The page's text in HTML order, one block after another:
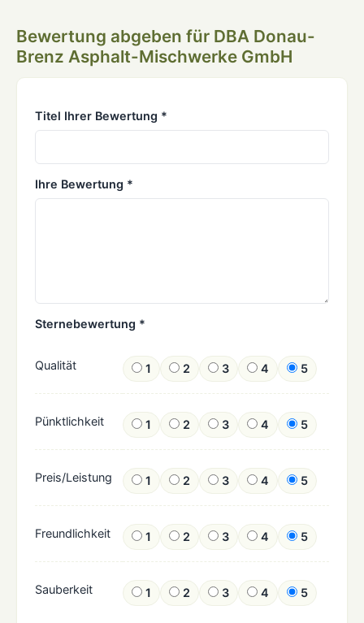
Bewertung abgeben für DBA Donau-
Brenz Asphalt-Mischwerke GmbH
Titel Ihrer Bewertung *
Ihre Bewertung *
Sternebewertung *
Qualität 1 2 3 4 5
Pünktlichkeit 1 2 3 4 5
Preis/Leistung 1 2 3 4 5
Freundlichkeit 1 2 3 4 5
Sauberkeit 1 2 3 4 5